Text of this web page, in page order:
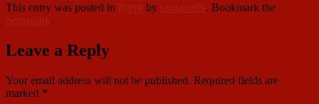
This entry was posted in ত্রিপুরা by santanu99. Bookmark the
permalink.
Leave a Reply
Your email address will not be published. Required fields are
marked *